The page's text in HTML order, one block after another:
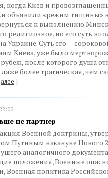
когда Киев и
объявили «режим тишины»
к выполнению
религиозное, но его суть
Украине. Суть его —
Киева, уже было
после которого душа
даже более трагическая, чем
}
не партнер
Военной доктрины,
Путиным накануне Нового
аналогичного
положения, Военные
Военная политика